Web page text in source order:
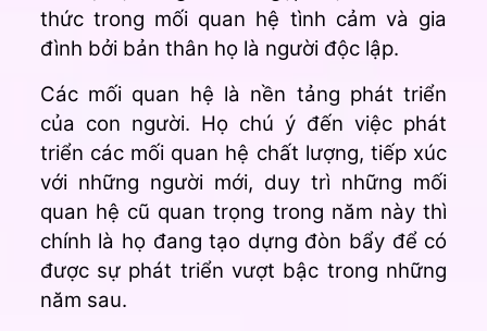
thức trong mối quan hệ tình cảm và gia
đình bởi bản thân họ là người độc lập.
Các mối quan hệ là nền tảng phát triển
của con người. Họ chú ý đến việc phát
triển các mối quan hệ chất lượng, tiếp xúc
với những người mới, duy trì những mối
quan hệ cũ quan trọng trong năm này thì
chính là họ đang tạo dựng đòn bẩy để có
được sự phát triển vượt bậc trong những
năm sau.